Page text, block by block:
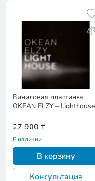
Виниловая пластинка
OKEAN ELZY – Lighthouse
27 900 ₸
В наличии
В корзину
Консультация